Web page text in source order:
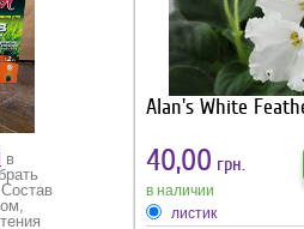
в
Alan's White
40,00 грн.
в наличии
листик